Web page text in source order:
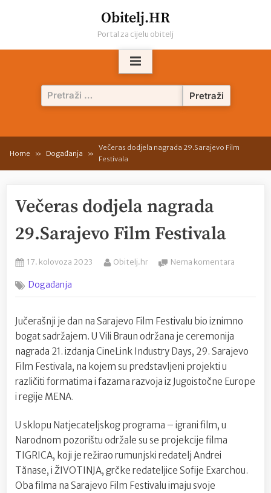
Obitelj.HR
Portal za cijelu obitelj
Pretraži:
Home Događanja
Večeras dodjela nagrada 29.Sarajevo Film
Festivala
Večeras dodjela nagrada
29.Sarajevo Film Festivala
Posted
17. kolovoza 2023 By
Obitelj.hr Nema komentara
nagrada
Film
Događanja
Jučerašnji je dan na Sarajevo Film Festivalu bio iznimno
bogat sadržajem. U Vili Braun održana je ceremonija
nagrada 21. izdanja CineLink Industry Days, 29. Sarajevo
Film Festivala, na kojem su predstavljeni projekti u
različiti formatima i fazama razvoja iz Jugoistočne Europe
i regije MENA.
U sklopu Natjecateljskog programa – igrani film, u
Narodnom pozorištu održale su se projekcije filma
TIGRICA, koji je režirao rumunjski redatelj Andrei
Tănase, i ŽIVOTINJA, grčke redateljice Sofije Exarchou.
Oba filma na Sarajevo Film Festivalu imaju svoje